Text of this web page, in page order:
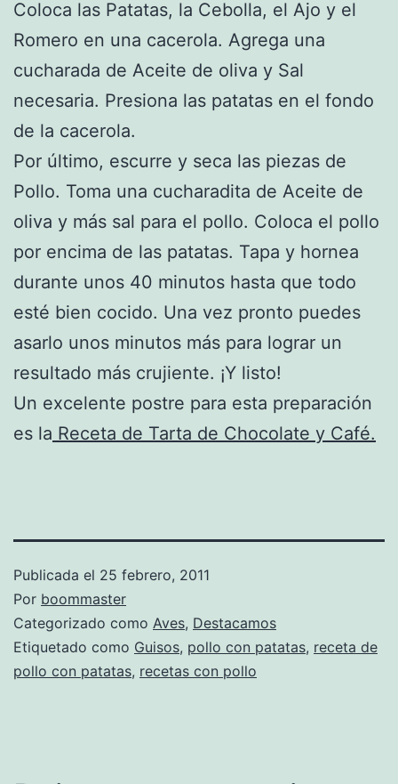
Coloca las Patatas, la Cebolla, el Ajo y el
Romero en una cacerola. Agrega una
cucharada de Aceite de oliva y Sal
necesaria. Presiona las patatas en el fondo
de la cacerola.
Por último, escurre y seca las piezas de
Pollo. Toma una cucharadita de Aceite de
oliva y más sal para el pollo. Coloca el pollo
por encima de las patatas. Tapa y hornea
durante unos 40 minutos hasta que todo
esté bien cocido. Una vez pronto puedes
asarlo unos minutos más para lograr un
resultado más crujiente. ¡Y listo!
Un excelente postre para esta preparación
es la Receta de Tarta de Chocolate y Café.
Publicada el 25 febrero, 2011
Por boommaster
Categorizado como Aves, Destacamos
Etiquetado como Guisos, pollo con patatas, receta de
pollo con patatas, recetas con pollo